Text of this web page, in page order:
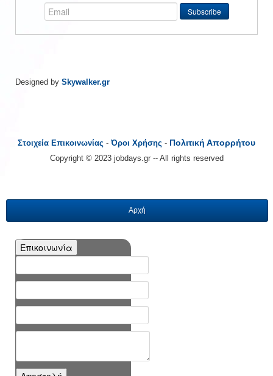
Designed by Skywalker.gr
Στοιχεία Επικοινωνίας -Όροι Χρήσης - Πολιτική Απορρήτου
Copyright © 2023 jobdays.gr -- All rights reserved
Αρχή